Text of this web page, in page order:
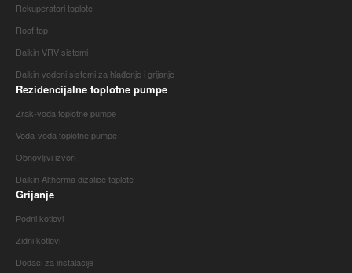
Rekuperatori toplote
Roof top
Daikin VRV sistemi
Daikin vodeni sistemi za hlađenje i grijanje
Rezidencijalne toplotne pumpe
Zrak-voda toplotne pumpe
Voda-voda toplotne pumpe
Obnovljivi izvori
Daikin Altherma dizalice toplote
Grijanje
Podni kotlovi
Zidni kotlovi
Dodaci za instalacije